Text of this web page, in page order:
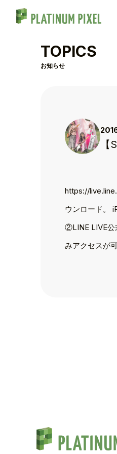
TOPICS
TALENT
TOPICS
お知らせ
https://
ウンロード。
②LINE LIVE公
みアクセスが